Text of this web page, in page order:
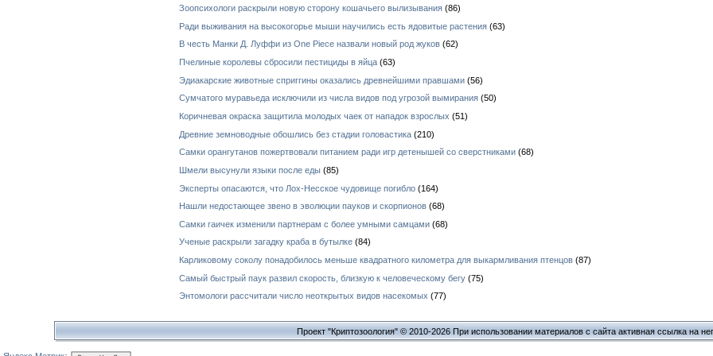
Зоопсихологи раскрыли новую сторону кошачьего вылизывания (86)
Ради выживания на высокогорье мыши научились есть ядовитые растения (63)
В честь Манки Д. Луффи из One Piece назвали новый род жуков (62)
Пчелиные королевы сбросили пестициды в яйца (63)
Эдиакарские животные сприггины оказались древнейшими правшами (56)
Сумчатого муравьеда исключили из числа видов под угрозой вымирания (50)
Коричневая окраска защитила молодых чаек от нападок взрослых (51)
Древние земноводные обошлись без стадии головастика (210)
Самки орангутанов пожертвовали питанием ради игр детенышей со сверстниками (68)
Шмели высунули языки после еды (85)
Эксперты опасаются, что Лох-Несское чудовище погибло (164)
Нашли недостающее звено в эволюции пауков и скорпионов (68)
Самки гаичек изменили партнерам с более умными самцами (68)
Ученые раскрыли загадку краба в бутылке (84)
Карликовому соколу понадобилось меньше квадратного километра для выкармливания птенцов (87)
Самый быстрый паук развил скорость, близкую к человеческому бегу (75)
Энтомологи рассчитали число неоткрытых видов насекомых (77)
Проект "Криптозоология" © 2010-2026 При использовании материалов с сайта активная ссылка на